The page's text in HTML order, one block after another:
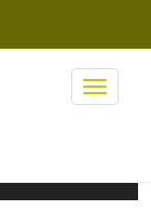
Toggle